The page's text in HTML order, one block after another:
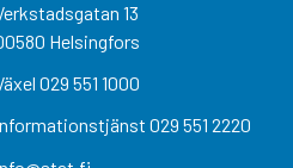
13
Helsingfors
029 551 1000
029 551 2220